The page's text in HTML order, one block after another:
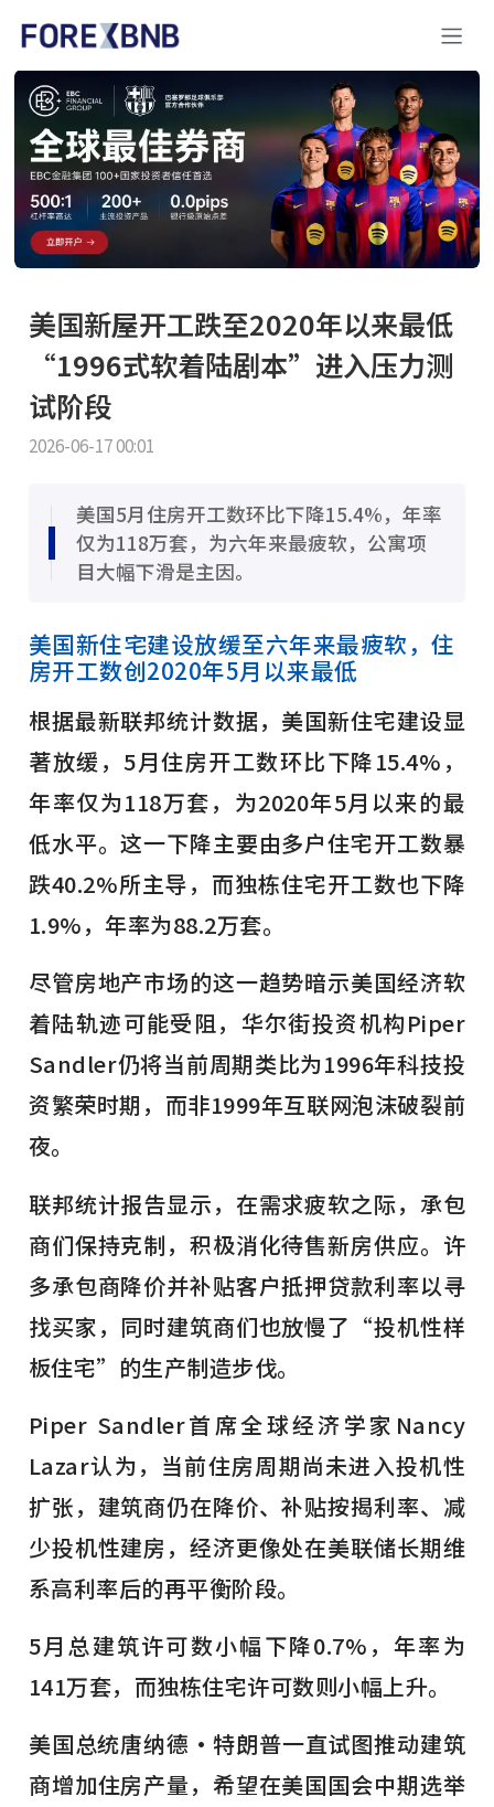
美国新屋开工跌至2020年以来最低
“1996式软着陆剧本”进入压力测
试阶段
2026-06-17 00:01
美国5月住房开工数环比下降15.4%，年率
仅为118万套，为六年来最疲软，公寓项
目大幅下滑是主因。
美国新住宅建设放缓至六年来最疲软，住
房开工数创2020年5月以来最低
根据最新联邦统计数据，美国新住宅建设显
著放缓，5月住房开工数环比下降15.4%，
年率仅为118万套，为2020年5月以来的最
低水平。这一下降主要由多户住宅开工数暴
跌40.2%所主导，而独栋住宅开工数也下降
1.9%，年率为88.2万套。
尽管房地产市场的这一趋势暗示美国经济软
着陆轨迹可能受阻，华尔街投资机构Piper
Sandler仍将当前周期类比为1996年科技投
资繁荣时期，而非1999年互联网泡沫破裂前
夜。
联邦统计报告显示，在需求疲软之际，承包
商们保持克制，积极消化待售新房供应。许
多承包商降价并补贴客户抵押贷款利率以寻
找买家，同时建筑商们也放慢了“投机性样
板住宅”的生产制造步伐。
Piper Sandler首席全球经济学家Nancy
Lazar认为，当前住房周期尚未进入投机性
扩张，建筑商仍在降价、补贴按揭利率、减
少投机性建房，经济更像处在美联储长期维
系高利率后的再平衡阶段。
5月总建筑许可数小幅下降0.7%，年率为
141万套，而独栋住宅许可数则小幅上升。
美国总统唐纳德·特朗普一直试图推动建筑
商增加住房产量，希望在美国国会中期选举